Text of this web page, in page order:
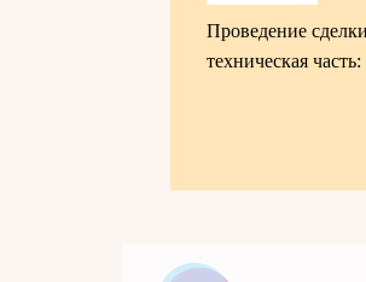
Проведение
техническая